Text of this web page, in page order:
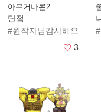
아무거나콘2
단점
#원작자님감사해요
3